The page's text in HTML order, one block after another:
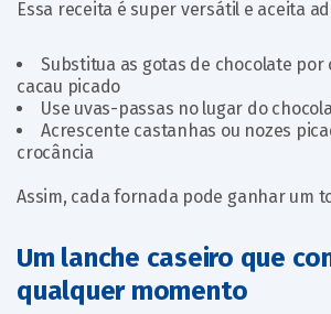
Essa receita é super versátil e aceita
Substitua as gotas de chocolate por
cacau picado
Use uvas-passas no lugar do
Acrescente castanhas ou nozes
crocância
Assim, cada fornada pode ganhar um
Um lanche caseiro que
qualquer momento